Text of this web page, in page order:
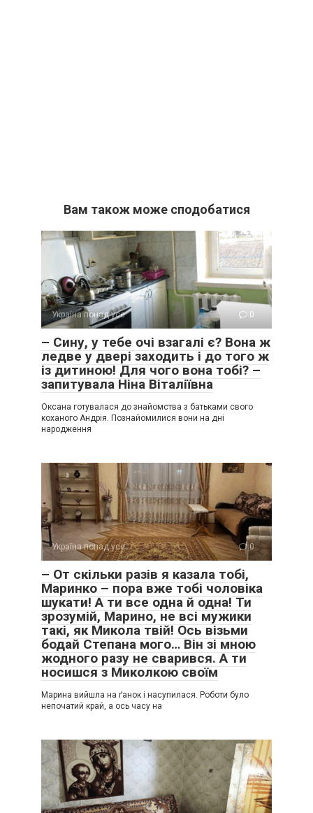
Вам також може сподобатися
Україна понад усе 0
– Сину, у тебе очі взагалі є? Вона ж
ледве у двері заходить і до того ж
із дитиною! Для чого вона тобі? –
запитувала Ніна Віталіївна
Оксана готувалася до знайомства з батьками свого
коханого Андрія. Познайомилися вони на дні
народження
Україна понад усе 0
– От скільки разів я казала тобі,
Маринко – пора вже тобі чоловіка
шукати! А ти все одна й одна! Ти
зрозумій, Марино, не всі мужики
такі, як Микола твій! Ось візьми
бодай Степана мого… Він зі мною
жодного разу не сварився. А ти
носишся з Миколкою своїм
Марина вийшла на ґанок і насупилася. Роботи було
непочатий край, а ось часу на